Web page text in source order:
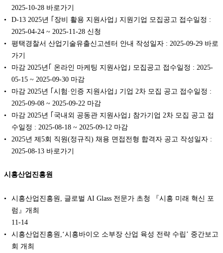
2025-10-28 바로가기
D-13 2025년 ｢장비 활용 지원사업｣ 지원기업 모집공고 접수일정 :
2025-04-24 ~ 2025-11-28 신청
평택경찰서 산업기술유출신고센터 안내 작성일자 : 2025-09-29 바로
가기
마감 2025년｢ 온라인 마케팅 지원사업｣ 모집공고 접수일정 : 2025-
05-15 ~ 2025-09-30 마감
마감 2025년 ｢시험·인증 지원사업｣ 기업 2차 모집 공고 접수일정 :
2025-09-08 ~ 2025-09-22 마감
마감 2025년 ｢국내외 공동관 지원사업｣ 참가기업 2차 모집 공고 접
수일정 : 2025-08-18 ~ 2025-09-12 마감
2025년 제5회 직원(정규직) 채용 면접전형 합격자 공고 작성일자 :
2025-08-13 바로가기
시흥산업진흥원
시흥산업진흥원, 글로벌 AI Glass 전문가 초청 『시흥 미래 혁신 포
럼』개최
11-14
시흥산업진흥원,‘시흥바이오 소부장 산업 육성 전략 수립’ 중간보고
회 개최